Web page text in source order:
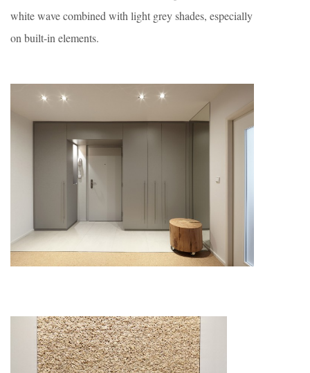
white wave combined with light grey shades, especially
on built-in elements.